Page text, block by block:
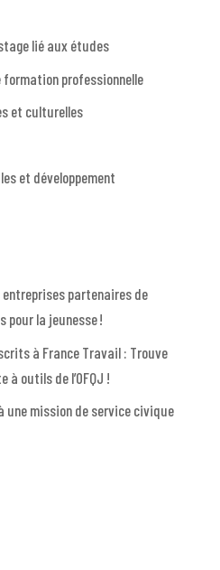
lié aux études
formation professionnelle
et culturelles
et développement
entreprises partenaires de
pour la jeunesse !
à France Travail : Trouve
à outils de l’OFQJ !
une mission de service civique